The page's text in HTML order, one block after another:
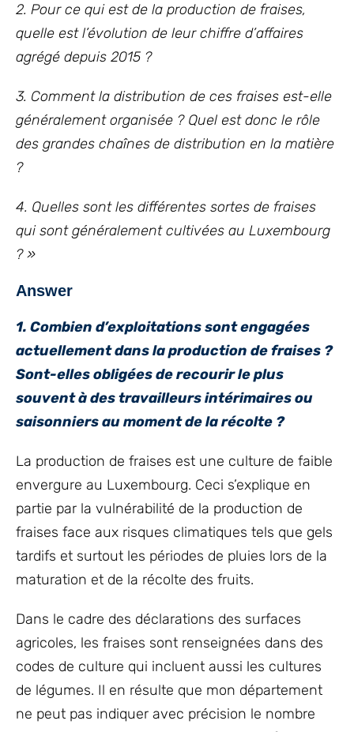
2. Pour ce qui est de la production de fraises,
quelle est l’évolution de leur chiffre d’affaires
agrégé depuis 2015 ?
3. Comment la distribution de ces fraises est-elle
généralement organisée ? Quel est donc le rôle
des grandes chaînes de distribution en la matière
?
4. Quelles sont les différentes sortes de fraises
qui sont généralement cultivées au Luxembourg
?»
Answer
1. Combien d’exploitations sont engagées
actuellement dans la production de fraises ?
Sont-elles obligées de recourir le plus
souvent à des travailleurs intérimaires ou
saisonniers au moment de la récolte ?
La production de fraises est une culture de faible
envergure au Luxembourg. Ceci s’explique en
partie par la vulnérabilité de la production de
fraises face aux risques climatiques tels que gels
tardifs et surtout les périodes de pluies lors de la
maturation et de la récolte des fruits.
Dans le cadre des déclarations des surfaces
agricoles, les fraises sont renseignées dans des
codes de culture qui incluent aussi les cultures
de légumes. Il en résulte que mon département
ne peut pas indiquer avec précision le nombre